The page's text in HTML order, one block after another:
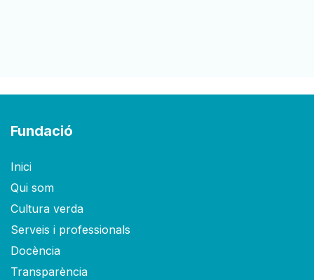
Fundació
Inici
Qui som
Cultura verda
Serveis i professionals
Docència
Transparència